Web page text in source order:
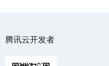
腾讯云开发者